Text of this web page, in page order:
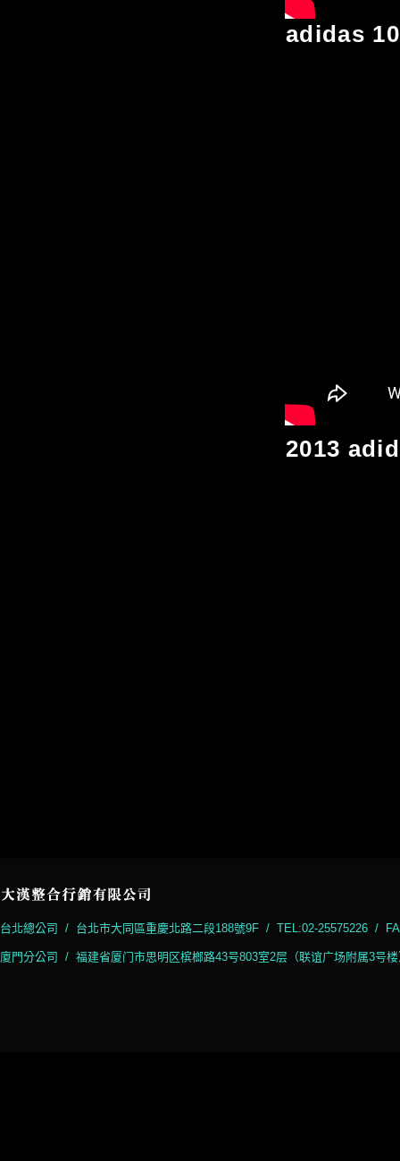
adidas
2013
台北總公司 / 台北市大同區重慶北路二段188號9F / TEL:02-25575226 /
廈門分公司 / 福建省厦门市思明区槟榔路43号803室2层（联谊广场附属3